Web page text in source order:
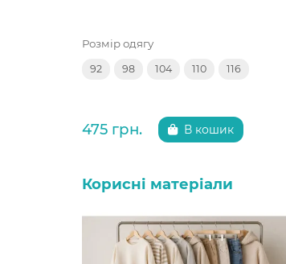
Розмір одягу
92 98 104 110 116
475 грн. В кошик
Корисні матеріали